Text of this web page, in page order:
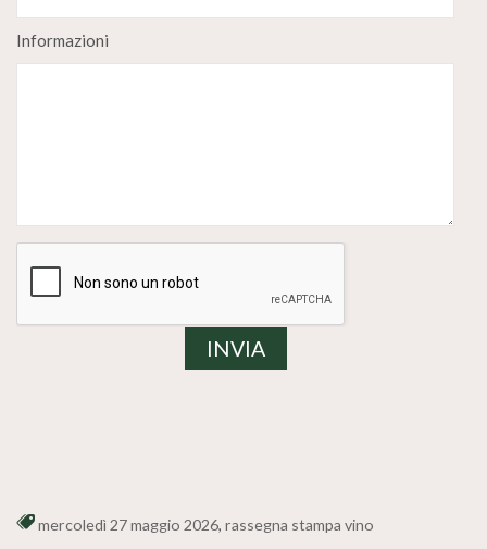
Informazioni
mercoledì 27 maggio 2026, rassegna stampa vino